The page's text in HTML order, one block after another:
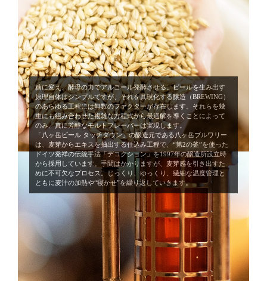
糖に変え、酵母の力でアルコール発酵させる。ビールを生み出す
原理自体はシンプルですが、それを具現化する醸造（BREWING）
のあらゆる工程には無数のファクターが存在します。それらを幾
重にも組み合わせた複雑な方程式から最適解を導くことによって
のみ、真に芳醇なモルトフレーバーは実現します。
「八ヶ岳ビール タッチダウン」の醸造元である八ヶ岳ブルワリー
は、麦芽からエキスを抽出する仕込み工程で、“第2の釜”を使った
ドイツ発祥の伝統手法「デコクション」を1997年の醸造所設立時
から採用しています。手間はかかりますが、麦芽感を引き出すた
めに不可欠なプロセス。じっくり、ゆっくり、繊細な温度管理と
ともに麦汁の加熱や“寝かせ”を繰り返していきます。